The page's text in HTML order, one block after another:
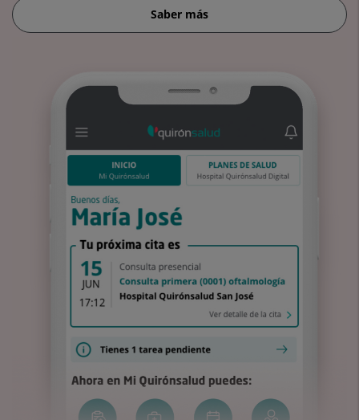
Saber más